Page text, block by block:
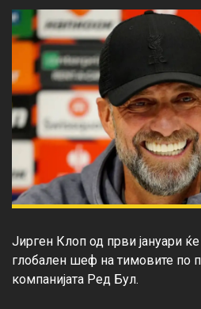
Јирген Клоп од први јануари
глобален шеф на тимовите по
компанијата Ред Бул.